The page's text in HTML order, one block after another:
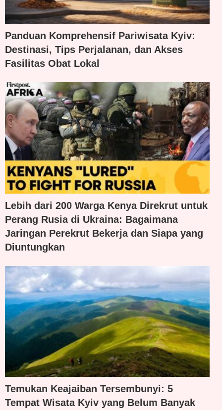
Panduan Komprehensif Pariwisata Kyiv:
Destinasi, Tips Perjalanan, dan Akses
Fasilitas Obat Lokal
Lebih dari 200 Warga Kenya Direkrut untuk
Perang Rusia di Ukraina: Bagaimana
Jaringan Perekrut Bekerja dan Siapa yang
Diuntungkan
Temukan Keajaiban Tersembunyi: 5
Tempat Wisata Kyiv yang Belum Banyak